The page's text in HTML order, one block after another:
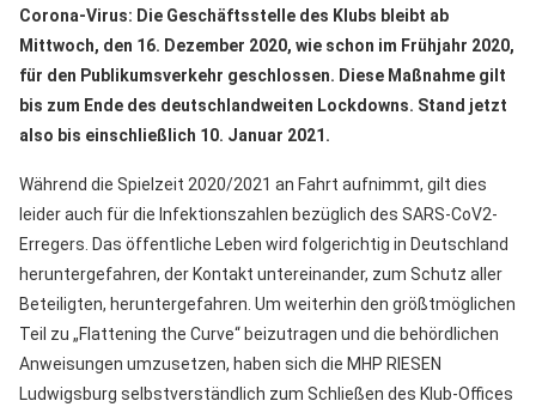
Corona-Virus: Die Geschäftsstelle des Klubs bleibt ab
Mittwoch, den 16. Dezember 2020, wie schon im Frühjahr 2020,
für den Publikumsverkehr geschlossen. Diese Maßnahme gilt
bis zum Ende des deutschlandweiten Lockdowns. Stand jetzt
also bis einschließlich 10. Januar 2021.
Während die Spielzeit 2020/2021 an Fahrt aufnimmt, gilt dies
leider auch für die Infektionszahlen bezüglich des SARS-CoV2-
Erregers. Das öffentliche Leben wird folgerichtig in Deutschland
heruntergefahren, der Kontakt untereinander, zum Schutz aller
Beteiligten, heruntergefahren. Um weiterhin den größtmöglichen
Teil zu „Flattening the Curve“ beizutragen und die behördlichen
Anweisungen umzusetzen, haben sich die MHP RIESEN
Ludwigsburg selbstverständlich zum Schließen des Klub-Offices